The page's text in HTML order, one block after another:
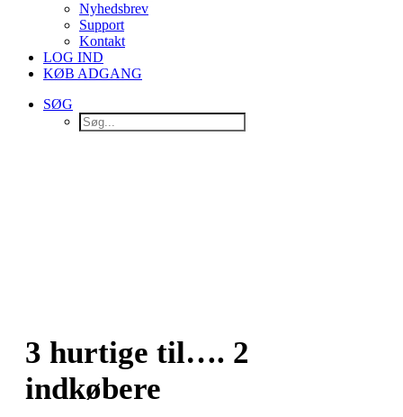
Nyhedsbrev
Support
Kontakt
LOG IND
KØB ADGANG
SØG
3 hurtige til…. 2
indkøbere